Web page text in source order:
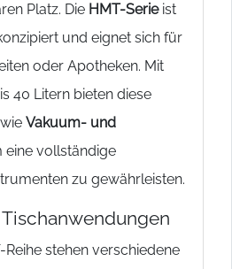
Platz. Die HMT-Serieist
und eignet sich für
oder Apotheken. Mit
40 Litern bieten diese
Vakuum- und
eine vollständige
zu gewährleisten.
stehen verschiedene